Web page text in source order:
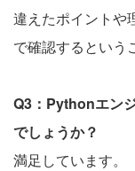
違えたポイントや
で確認するという
Q3：Pythonエン
でしょうか？
満足しています。